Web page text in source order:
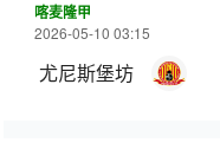
喀麦隆甲
2026-05-10 03:15
尤尼斯堡坊